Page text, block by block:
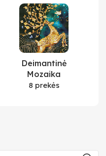
Deimantinė
Mozaika
8 prekės